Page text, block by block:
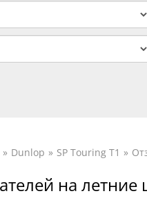
Dunlop SP Touring T1
на